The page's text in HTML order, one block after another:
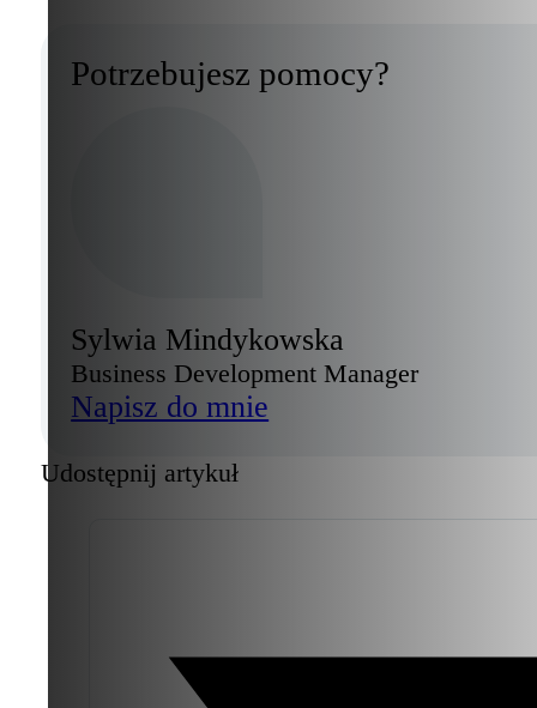
Potrzebujesz pomocy?
Sylwia Mindykowska
Business Development Manager
Napisz do mnie
Udostępnij artykuł